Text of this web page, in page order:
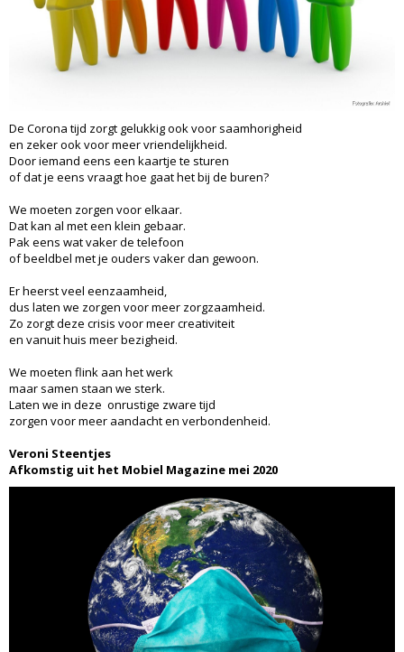
De Corona tijd zorgt gelukkig ook voor saamhorigheid
en zeker ook voor meer vriendelijkheid.
Door iemand eens een kaartje te sturen
of dat je eens vraagt hoe gaat het bij de buren?
We moeten zorgen voor elkaar.
Dat kan al met een klein gebaar.
Pak eens wat vaker de telefoon
of beeldbel met je ouders vaker dan gewoon.
Er heerst veel eenzaamheid,
dus laten we zorgen voor meer zorgzaamheid.
Zo zorgt deze crisis voor meer creativiteit
en vanuit huis meer bezigheid.
We moeten flink aan het werk
maar samen staan we sterk.
Laten we in deze onrustige zware tijd
zorgen voor meer aandacht en verbondenheid.
Veroni Steentjes
Afkomstig uit het Mobiel Magazine mei 2020